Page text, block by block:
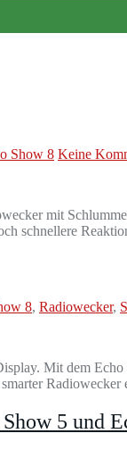
Show 8 Keine
mit
schnellere
8, Radiowecker,
Mit dem
5 und